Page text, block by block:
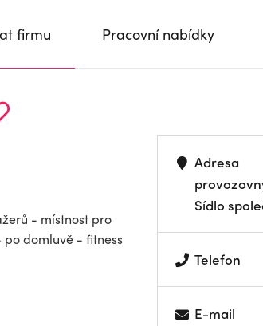
firmu Pracovní nabídky
- místnost pro
domluvě - fitness
Adresa
Sídlo
Telefon
E-mail